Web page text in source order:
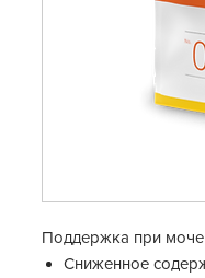
Поддержка при
Сниженное